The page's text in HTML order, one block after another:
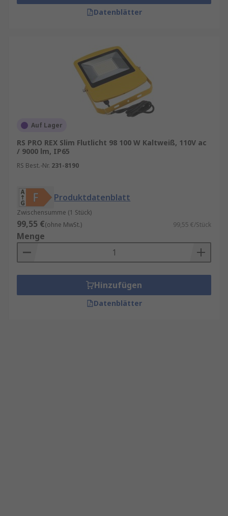
Datenblätter
Auf Lager
RS PRO REX Slim Flutlicht 98 100 W Kaltweiß, 110V ac
/ 9000 lm, IP65
RS Best.-Nr. 231-8190
Produktdatenblatt
Zwischensumme (1 Stück)
99,55 €(ohne MwSt.) 99,55 €/Stück
Menge
Hinzufügen
Datenblätter